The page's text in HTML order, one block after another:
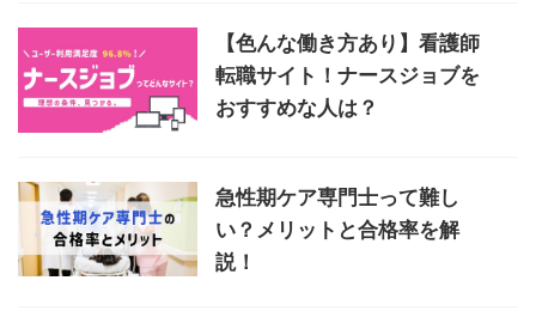
【色んな働き方あり】看護師
転職サイト！ナースジョブを
おすすめな人は？
急性期ケア専門士って難し
い？メリットと合格率を解
説！